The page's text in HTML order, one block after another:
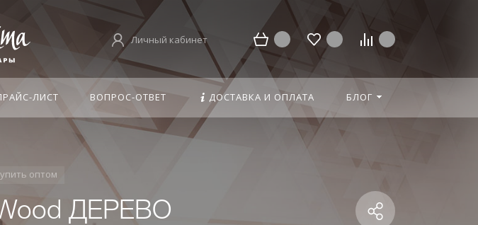
Личный кабинет
ЛИСТ ВОПРОС-ОТВЕТ ДОСТАВКА И ОПЛАТА БЛОГ
оптом
Wood ДЕРЕВО